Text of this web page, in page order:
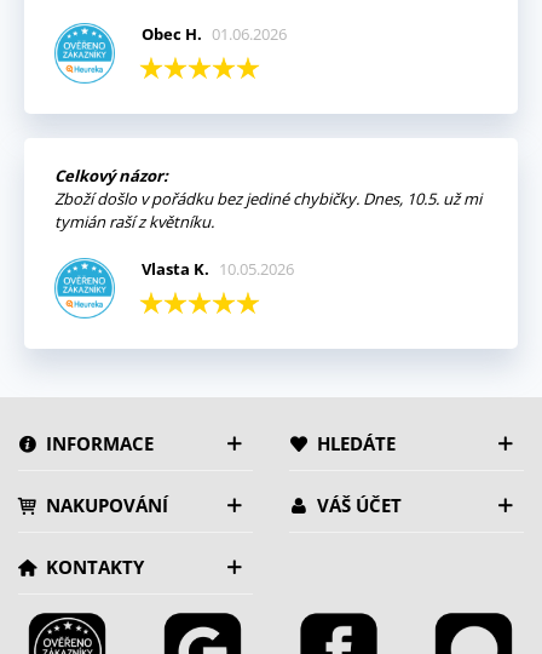
Obec H. 01.06.2026
Celkový názor:
Zboží došlo v pořádku bez jediné chybičky. Dnes, 10.5. už mi
tymián raší z květníku.
Vlasta K. 10.05.2026
INFORMACE HLEDÁTE
NAKUPOVÁNÍ VÁŠ ÚČET
KONTAKTY